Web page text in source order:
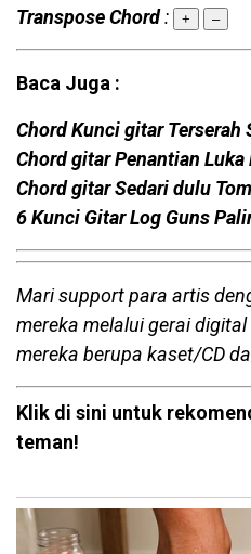
Transpose Chord: + –
Baca Juga :
Chord Kunci gitar Terserah
Chord gitar Penantian
Chord gitar Sedari dulu
6 Kunci Gitar Log Guns
Mari support para artis
mereka melalui gerai
mereka berupa kaset/CD
Klik di sini untuk
teman!